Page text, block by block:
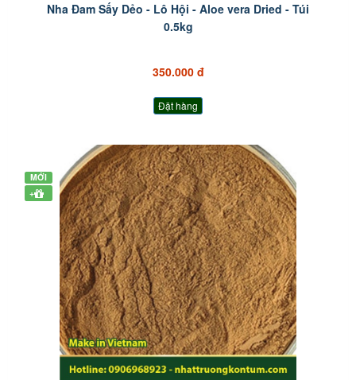
Nha Đam Sấy Dẻo - Lô Hội - Aloe vera Dried - Túi
0.5kg
350.000 đ
Đặt hàng
MỚI
+